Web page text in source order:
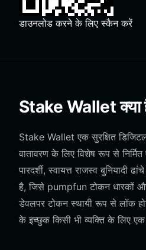
डाउनलोड करने के लिए स्कैन करें
Stake Wallet क्या
Stake Wallet एक सुरक्षित
वातावरण के लिए विशेष रूप से
पारदर्शी, स्वायत्त राजस्व
है, जिसे pumpfun टोकन धारकों और
डेवलपर टोकन स्थायी रूप से लॉक
के इच्छुक किसी भी व्यक्ति के लिए